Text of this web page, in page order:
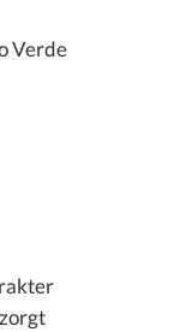
Verde